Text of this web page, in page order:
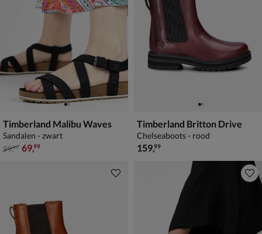
Timberland Malibu Waves
Sandalen - zwart
van € 99,99 voor € 69,99
99,99 69,99
Timberland Britton Drive
Chelseaboots - rood
€ 159,99
159,99